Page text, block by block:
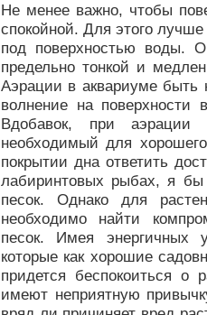
Не менее важно, чтобы
спокойной. Для этого лучше
под поверхностью воды.
предельно тонкой и
Аэрации в аквариуме
волнение на
Вдобавок, при аэрации
необходимый для
покрытии дна ответить
лабиринтовых рыбах, я
песок. Однако для
необходимо найти
песок. Имея энергичных
которые как хорошие
придется беспокоиться
имеют неприятную